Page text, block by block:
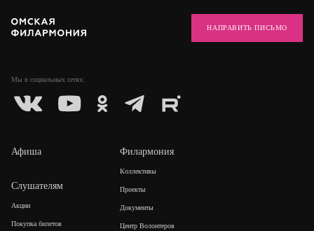
Мы в социальных сетях:
НАПРАВИТЬ ПИСЬМО
Афиша
Слушателям
Акции
Покупка билетов
Филармония
Коллективы
Проекты
Документы
Центр Волонтеров